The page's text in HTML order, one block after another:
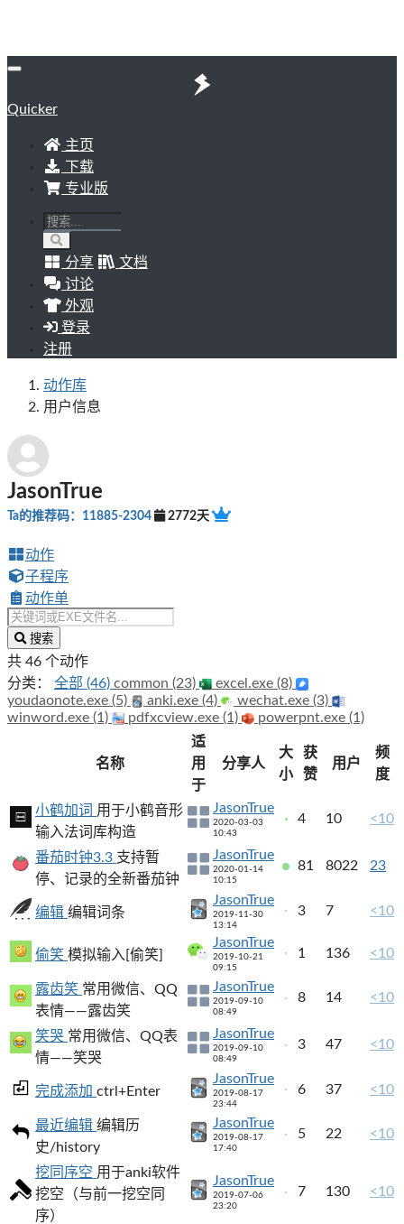
Quicker
主页
下载
专业版
分享
文档
讨论
外观
登录
注册
动作库
用户信息
JasonTrue
Ta的推荐码：11885-2304 2772天
动作
子程序
动作单
搜索
共 46 个动作
分类：
全部 (46) common (23)
excel.exe (8)
youdaonote.exe (5)
anki.exe (4)
wechat.exe (3)
winword.exe (1)
pdfxcview.exe (1) powerpnt.exe (1)
名称
适
用
于
分享人
大
小
获
赞
用户
频
度
小鹤加词 用于小鹤音形
输入法词库构造
JasonTrue
2020-03-03
10:43
4 10 <10
番茄时钟3.3 支持暂
停、记录的全新番茄钟
JasonTrue
2020-01-14
10:15
81 8022 23
编辑 编辑词条
JasonTrue
2019-11-30
13:14
3 7 <10
偷笑 模拟输入[偷笑]
JasonTrue
2019-10-21
09:15
1 136 <10
露齿笑 常用微信、QQ
表情——露齿笑
JasonTrue
2019-09-10
08:49
8 14 <10
笑哭 常用微信、QQ表
情——笑哭
JasonTrue
2019-09-10
08:49
3 47 <10
完成添加 ctrl+Enter
JasonTrue
2019-08-17
23:44
6 37 <10
最近编辑 编辑历
史/history
JasonTrue
2019-08-17
17:40
5 22 <10
挖同序空 用于anki软件
挖空（与前一挖空同
序）
JasonTrue
2019-07-06
23:20
7 130 <10